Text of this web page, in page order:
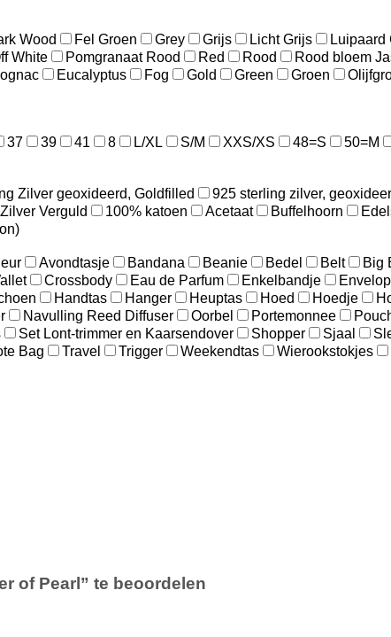
Wood Fel Groen Grey Grijs Licht Grijs Luipaard
White Pomgranaat Rood Red Rood Rood bloem
Eucalyptus Fog Gold Green Groen
37 39 41 8 L/XL S/M XXS/XS 48=S 50=M
Zilver geoxideerd, Goldfilled 925 sterling zilver,
Zilver Verguld 100% katoen Acetaat Buffelhoorn
Avondtasje Bandana Beanie Bedel Belt Big
Crossbody Eau de Parfum Enkelbandje
Handtas Hanger Heuptas Hoed Hoedje
Navulling Reed Diffuser Oorbel Portemonnee
Set Lont-trimmer en Kaarsendover Shopper Sjaal
Bag Travel Trigger Weekendtas Wierookstokjes
of Pearl” te beoordelen